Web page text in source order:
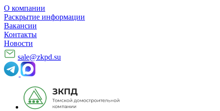
О компании
Раскрытие информации
Вакансии
Контакты
Новости
sale@zkpd.su